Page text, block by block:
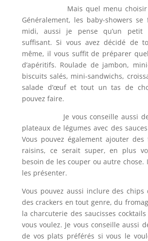
Mais quel menu choisir
Généralement, les baby-showers
midi, aussi je pense qu’un petit
suffisant. Si vous avez décidé de
même, il vous suffit de préparer
d’apéritifs. Roulade de jambon,
biscuits salés, mini-sandwichs,
salade d’œuf et tout un tas de
pouvez faire.
Je vous conseille aussi de
plateaux de légumes avec des
Vous pouvez également ajouter
raisins, ce serait super, en plus
besoin de les couper ou autre chose.
les présenter.
Vous pouvez aussi inclure des
des crackers en tout genre, du
la charcuterie des saucisses
vous voulez. Je vous conseille aussi
de vos plats préférés si vous le